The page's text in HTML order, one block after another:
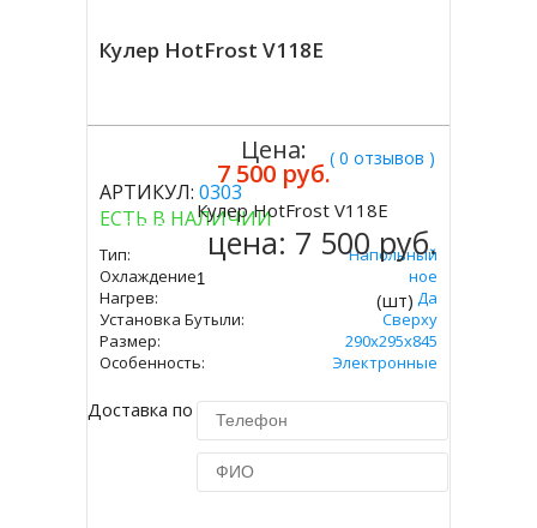
Кулер HotFrost V118E
( 0 отзывов )
АРТИКУЛ: 0303
ЕСТЬ В НАЛИЧИИ
Тип:
Напольный
Охлаждение:
Электронное
Нагрев:
Да
Установка Бутыли:
Сверху
Размер:
290х295х845
Особенность:
Электронные
Доставка по Москве 450 руб.
Цена:
7 500 руб.
Купить
Кулер HotFrost V118E
цена: 7 500 руб.
(шт)